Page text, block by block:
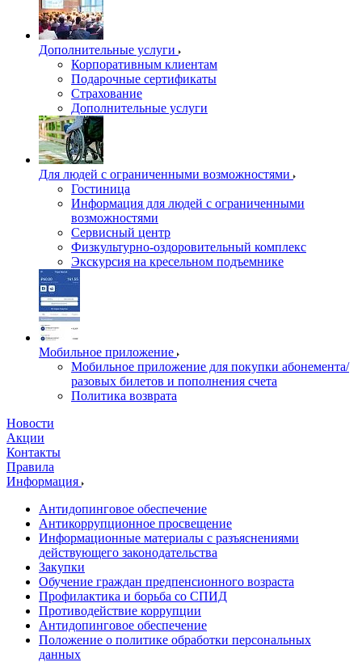
Дополнительные услуги
Корпоративным клиентам
Подарочные сертификаты
Страхование
Дополнительные услуги
Для людей с ограниченными возможностями
Гостиница
Информация для людей с ограниченными
возможностями
Сервисный центр
Физкультурно-оздоровительный комплекс
Экскурсия на кресельном подъемнике
Мобильное приложение
Мобильное приложение для покупки абонемента/
разовых билетов и пополнения счета
Политика возврата
Новости
Акции
Контакты
Правила
Информация
Антидопинговое обеспечение
Антикоррупционное просвещение
Информационные материалы с разъяснениями
действующего законодательства
Закупки
Обучение граждан предпенсионного возраста
Профилактика и борьба со СПИД
Противодействие коррупции
Антидопинговое обеспечение
Положение о политике обработки персональных
данных